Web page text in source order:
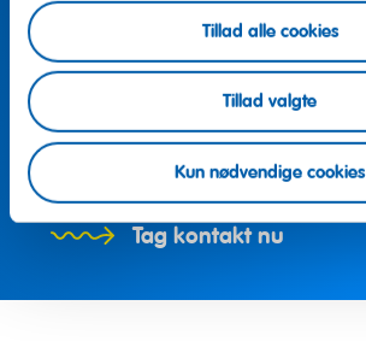
Tillad alle cookies
Tillad valgte
Kun nødvendige cookies
Flere spørgsmål?
Vi hjælper gerne
Tag kontakt nu